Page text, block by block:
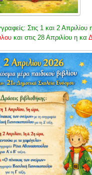
Στις 1 και 2 Απριλίου
και στις 28 Απριλίου η κα